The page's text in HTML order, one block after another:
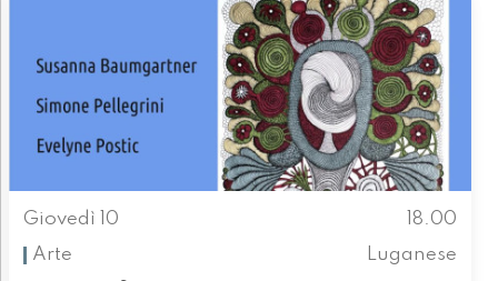
Giovedì 10
18.00
Arte
Luganese